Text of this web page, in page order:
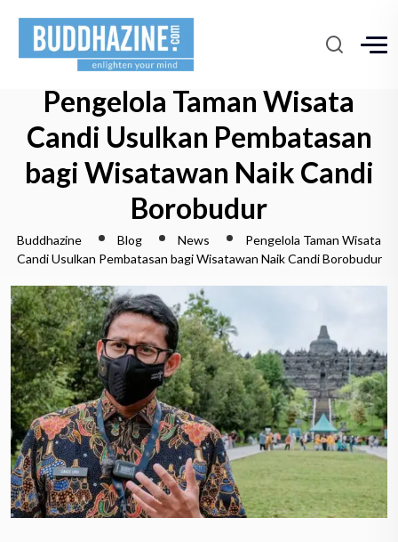
Pengelola Taman Wisata
Candi Usulkan Pembatasan
bagi Wisatawan Naik Candi
Borobudur
Buddhazine Blog News
Pengelola Taman Wisata
Candi Usulkan Pembatasan bagi Wisatawan Naik Candi Borobudur